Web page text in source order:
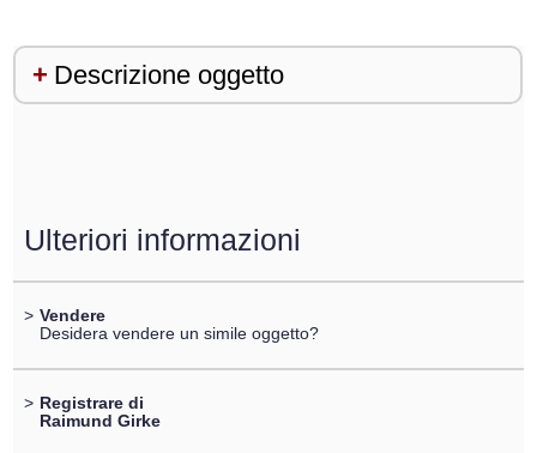
Descrizione oggetto
Ulteriori informazioni
> Vendere
Desidera vendere un simile oggetto?
> Registrare di
Raimund Girke